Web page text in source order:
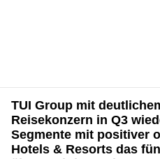
TUI Group mit
Reisekonzern in Q3
Segmente mit positiver
Hotels & Resorts das